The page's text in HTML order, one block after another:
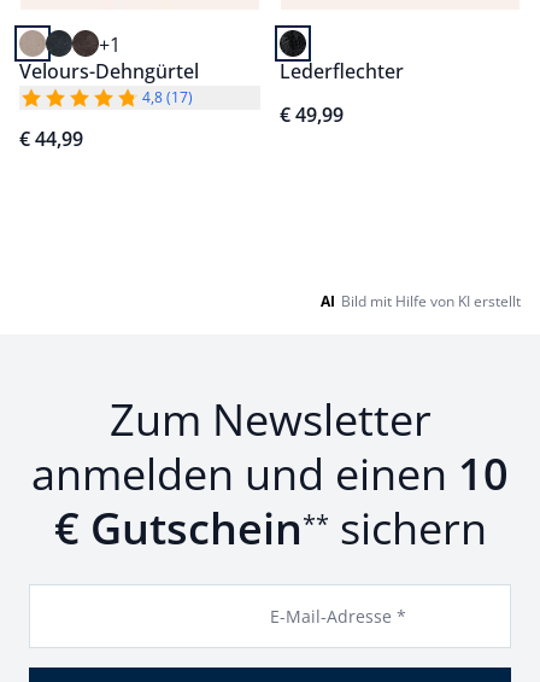
+1
Velours-Dehngürtel
4,8 (17)
€ 44,99
Lederflechter
€ 49,99
AI Bild mit Hilfe von KI erstellt
Zum Newsletter
anmelden und einen 10
€ Gutschein** sichern
E-Mail-Adresse *